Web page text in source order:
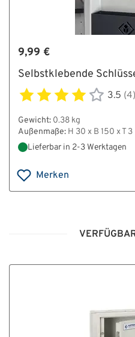
9,99 €
Selbstklebende
3.5 (4)
Gewicht: 0.38 kg
Außenmaße: H 30 x B 150 x T 3
Lieferbar in 2-3 Werktagen
Merken